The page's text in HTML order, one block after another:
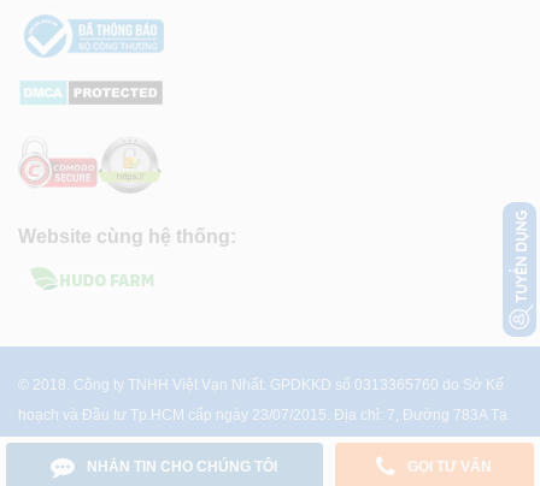
Website cùng hệ thống:
© 2018. Công ty TNHH Việt Vạn Nhất. GPDKKD số 0313365760 do Sở Kế
hoạch và Đầu tư Tp.HCM cấp ngày 23/07/2015. Địa chỉ: 7, Đường 783A Tạ
Quang Bửu, P.4, Q.8, Tp.HCM
NHẮN TIN CHO CHÚNG TÔI
GỌI TƯ VẤN